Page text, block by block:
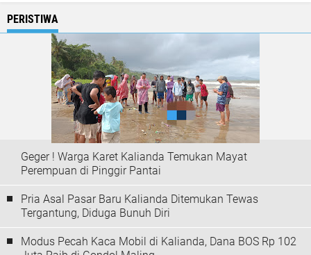
PERISTIWA
Geger ! Warga Karet Kalianda Temukan Mayat
Perempuan di Pinggir Pantai
Pria Asal Pasar Baru Kalianda Ditemukan Tewas
Tergantung, Diduga Bunuh Diri
Modus Pecah Kaca Mobil di Kalianda, Dana BOS Rp 102